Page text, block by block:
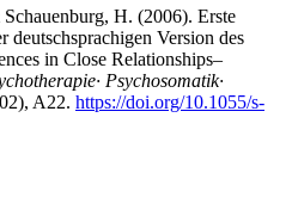
H. (2006). Erste
deutschsprachigen Version des
in Close Relationships–
Psychosomatik·
A22. https://doi.org/10.1055/s-